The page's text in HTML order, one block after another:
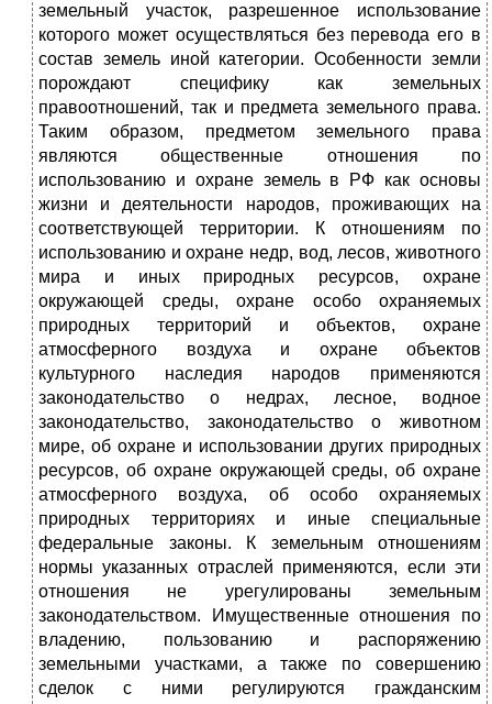
земельный участок, разрешенное использование
которого может осуществляться без перевода его в
состав земель иной категории. Особенности земли
порождают специфику как земельных
правоотношений, так и предмета земельного права.
Таким образом, предметом земельного права
являются общественные отношения по
использованию и охране земель в РФ как основы
жизни и деятельности народов, проживающих на
соответствующей территории. К отношениям по
использованию и охране недр, вод, лесов, животного
мира и иных природных ресурсов, охране
окружающей среды, охране особо охраняемых
природных территорий и объектов, охране
атмосферного воздуха и охране объектов
культурного наследия народов применяются
законодательство о недрах, лесное, водное
законодательство, законодательство о животном
мире, об охране и использовании других природных
ресурсов, об охране окружающей среды, об охране
атмосферного воздуха, об особо охраняемых
природных территориях и иные специальные
федеральные законы. К земельным отношениям
нормы указанных отраслей применяются, если эти
отношения не урегулированы земельным
законодательством. Имущественные отношения по
владению, пользованию и распоряжению
земельными участками, а также по совершению
сделок с ними регулируются гражданским